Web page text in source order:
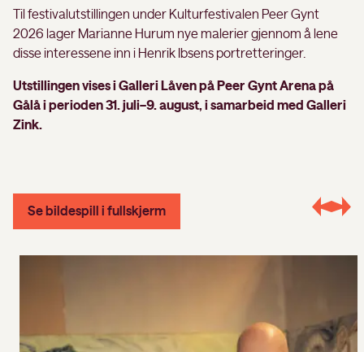
Til festivalutstillingen under Kulturfestivalen Peer Gynt
2026 lager Marianne Hurum nye malerier gjennom å lene
disse interessene inn i Henrik Ibsens portretteringer.
Utstillingen vises i Galleri Låven på Peer Gynt Arena på
Gålå i perioden 31. juli–9. august, i samarbeid med Galleri
Zink.
Se bildespill i fullskjerm